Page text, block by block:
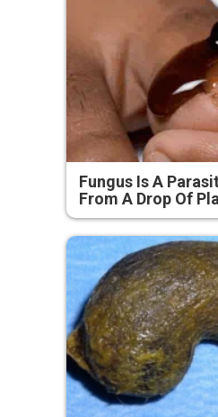
Fungus Is A
From A Drop Of